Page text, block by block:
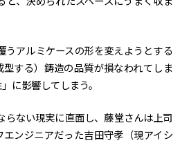
うアルミケースの形を変えようとする
型する）鋳造の品質が損なわれてしま
に影響してしまう。
らない現実に直面し、藤堂さんは上司
エンジニアだった吉田守孝（現アイシ